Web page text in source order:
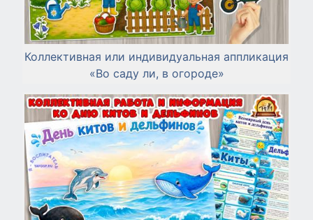
Коллективная или индивидуальная аппликация
«Во саду ли, в огороде»